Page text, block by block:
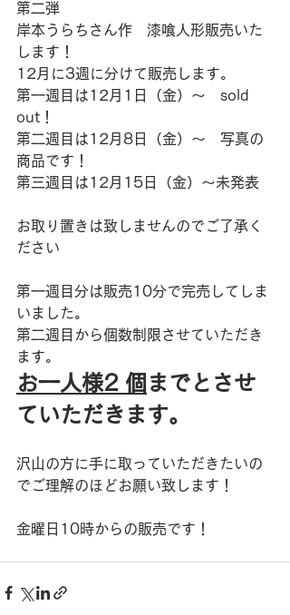
第二弾
岸本うらちさん作　漆喰人形販売いた
します！
12月に3週に分けて販売します。
第一週目は12月1日（金）〜　sold
out！
第二週目は12月8日（金）〜　写真の
商品です！
第三週目は12月15日（金）〜未発表
お取り置きは致しませんのでご了承く
ださい
第一週目分は販売10分で完売してしま
いました。
第二週目から個数制限させていただき
ます。
お一人様2 個 までとさせ
ていただきます。
沢山の方に手に取っていただきたいの
でご理解のほどお願い致します！
金曜日10時からの販売です！